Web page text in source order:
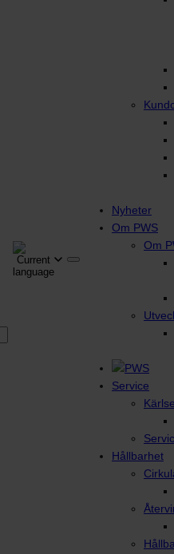
Nyheter
Om PWS
Om
Service
Hållbarhet